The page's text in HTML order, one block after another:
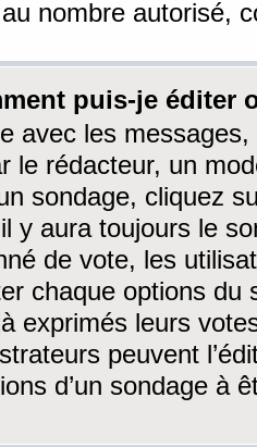
nombre autorisé,
puis-je éditer
avec les
le rédacteur, un
sondage, cliquez
y aura toujours le
de vote, les
chaque options du
exprimés leurs
peuvent
d’un sondage à